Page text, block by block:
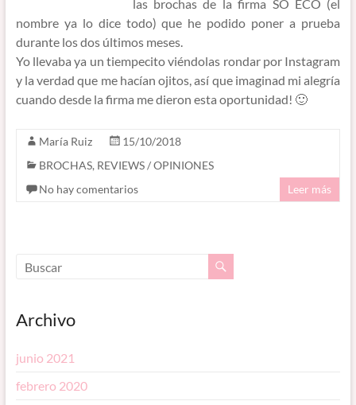
las brochas de la firma SO ECO (el
nombre ya lo dice todo) que he podido poner a prueba
durante los dos últimos meses.
Yo llevaba ya un tiempecito viéndolas rondar por Instagram
y la verdad que me hacían ojitos, así que imaginad mi alegría
cuando desde la firma me dieron esta oportunidad! 🙂
María Ruiz
15/10/2018
BROCHAS, REVIEWS / OPINIONES
No hay comentarios
Leer más
Archivo
junio 2021
febrero 2020